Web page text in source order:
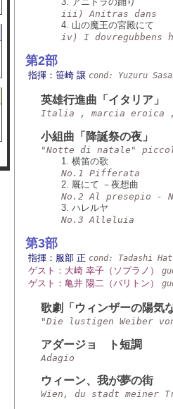
iii) Anitras dans
4. 山の魔王の宮殿にて
iv) I dovregubbens
第2部
指揮：笹崎 譲 cond: Yuzuru
英雄行進曲「イタリア」
Italia , marcia eroica ,
小組曲「降誕祭の夜」
"Notte di natale"
1. 横笛の歌
No.1 Pifferata
2. 厩にて －夜想曲
No.2 Al presepio -
3. ハレルヤ
No.3 Alleluia
第3部
指揮：服部 正 cond: Tadashi
ゲスト：大崎 幸子（ソプラノ）
ゲスト：亀井 陽二（バリトン）
歌劇「ウィンザーの陽気
"Die lustigen Weiber
アダージョ ト短調
Adagio
ウィーン、我が夢の街
Wien, du stadt meiner